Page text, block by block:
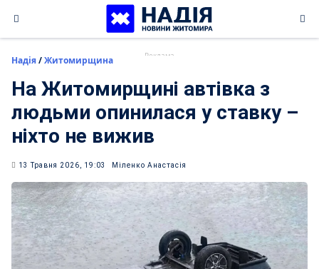
content
Надія/Житомирщина
На Житомирщині автівка з
людьми опинилася у ставку –
ніхто не вижив
13 Травня 2026, 19:03 Міленко Анастасія